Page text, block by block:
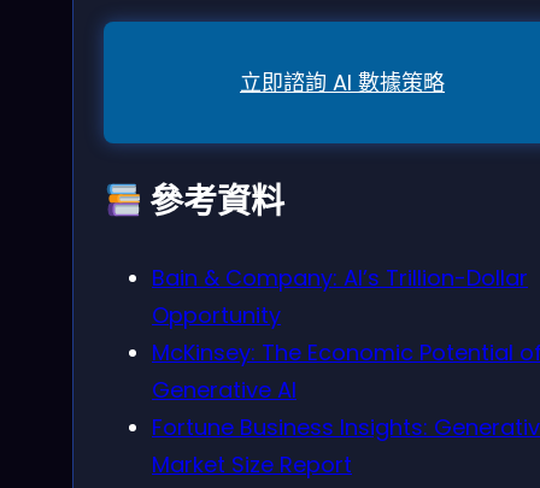
立即諮詢 AI 數據策略
參考資料
Bain & Company: AI’s Trillion-Dollar
Opportunity
McKinsey: The Economic Potential
Generative AI
Fortune Business Insights:
Market Size Report